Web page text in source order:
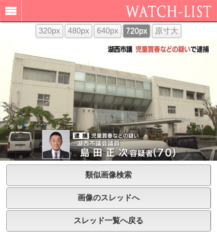
320px 480px 640px 720px 原寸大
類似画像検索
画像のスレッドへ
スレッド一覧へ戻る